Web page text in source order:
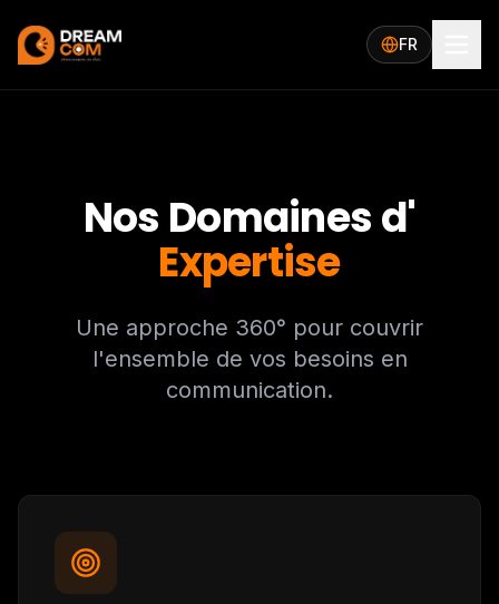
FR
Nos Domaines d'
Expertise
Une approche 360° pour couvrir
l'ensemble de vos besoins en
communication.